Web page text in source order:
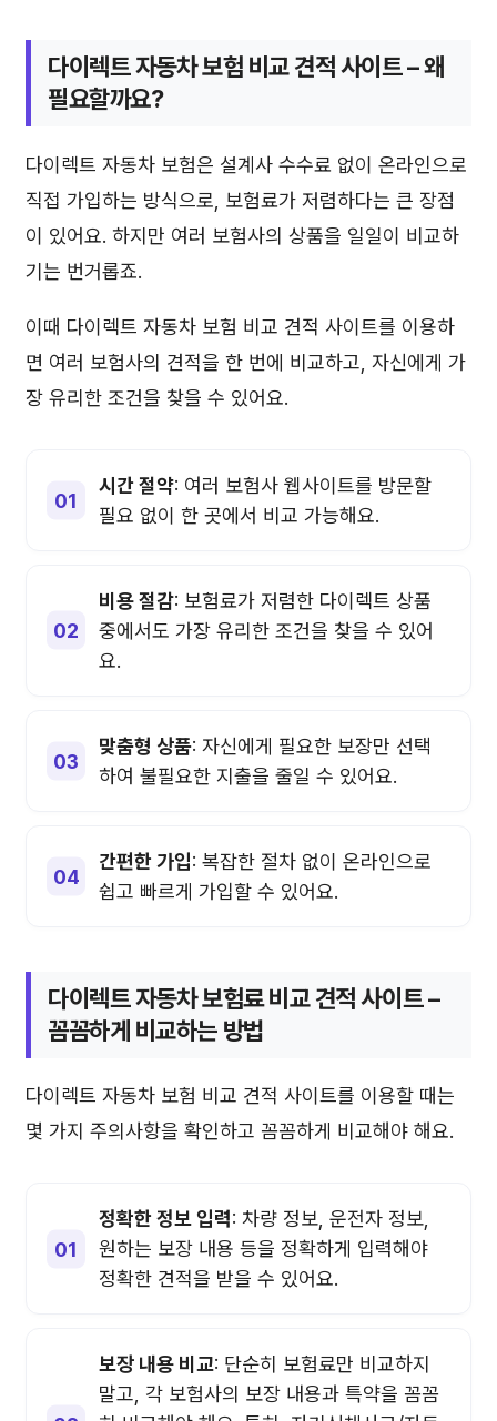
다이렉트 자동차 보험 비교 견적 사이트 – 왜
필요할까요?
다이렉트 자동차 보험은 설계사 수수료 없이 온라인으로
직접 가입하는 방식으로, 보험료가 저렴하다는 큰 장점
이 있어요. 하지만 여러 보험사의 상품을 일일이 비교하
기는 번거롭죠.
이때 다이렉트 자동차 보험 비교 견적 사이트를 이용하
면 여러 보험사의 견적을 한 번에 비교하고, 자신에게 가
장 유리한 조건을 찾을 수 있어요.
시간 절약: 여러 보험사 웹사이트를 방문할
필요 없이 한 곳에서 비교 가능해요.
비용 절감: 보험료가 저렴한 다이렉트 상품
중에서도 가장 유리한 조건을 찾을 수 있어
요.
맞춤형 상품: 자신에게 필요한 보장만 선택
하여 불필요한 지출을 줄일 수 있어요.
간편한 가입: 복잡한 절차 없이 온라인으로
쉽고 빠르게 가입할 수 있어요.
다이렉트 자동차 보험료 비교 견적 사이트 –
꼼꼼하게 비교하는 방법
다이렉트 자동차 보험 비교 견적 사이트를 이용할 때는
몇 가지 주의사항을 확인하고 꼼꼼하게 비교해야 해요.
정확한 정보 입력: 차량 정보, 운전자 정보,
원하는 보장 내용 등을 정확하게 입력해야
정확한 견적을 받을 수 있어요.
보장 내용 비교: 단순히 보험료만 비교하지
말고, 각 보험사의 보장 내용과 특약을 꼼꼼